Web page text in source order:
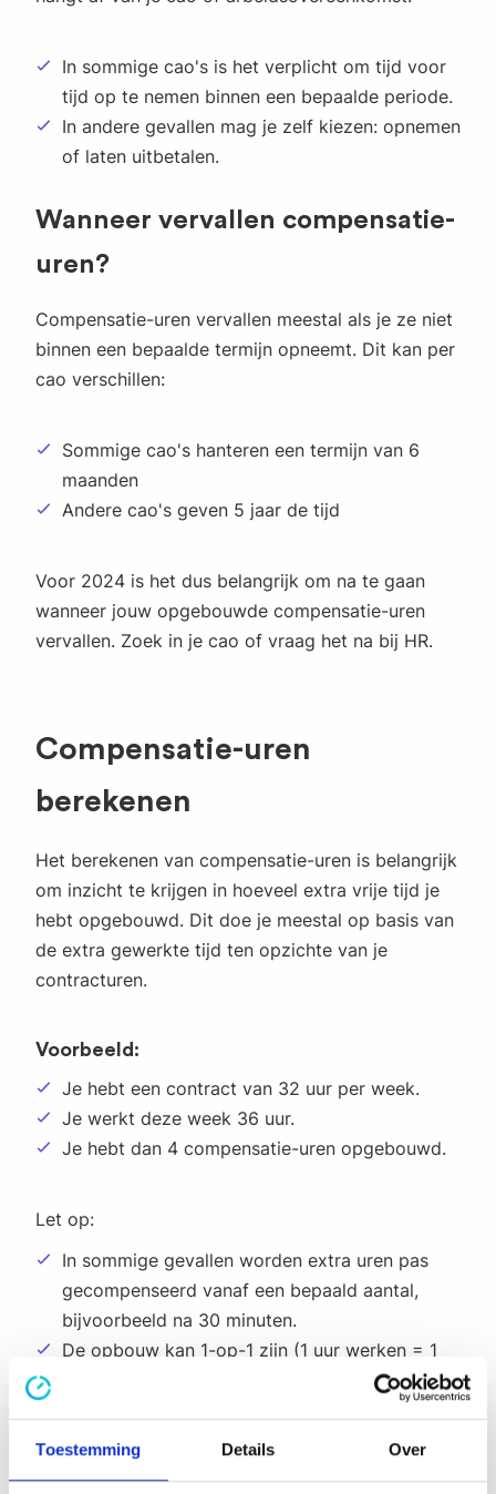
Toestemming Details Over
In sommige cao's is het verplicht om tijd voor
tijd op te nemen binnen een bepaalde periode.
In andere gevallen mag je zelf kiezen: opnemen
of laten uitbetalen.
Wanneer vervallen compensatie-
uren?
Compensatie-uren vervallen meestal als je ze niet
binnen een bepaalde termijn opneemt. Dit kan per
cao verschillen:
Sommige cao's hanteren een termijn van 6
maanden
Andere cao's geven 5 jaar de tijd
Voor 2024 is het dus belangrijk om na te gaan
wanneer jouw opgebouwde compensatie-uren
vervallen. Zoek in je cao of vraag het na bij HR.
Compensatie-uren
berekenen
Het berekenen van compensatie-uren is belangrijk
om inzicht te krijgen in hoeveel extra vrije tijd je
hebt opgebouwd. Dit doe je meestal op basis van
de extra gewerkte tijd ten opzichte van je
contracturen.
Voorbeeld:
Je hebt een contract van 32 uur per week.
Je werkt deze week 36 uur.
Je hebt dan 4 compensatie-uren opgebouwd.
Let op:
In sommige gevallen worden extra uren pas
gecompenseerd vanaf een bepaald aantal,
bijvoorbeeld na 30 minuten.
De opbouw kan 1-op-1 zijn (1 uur werken = 1
uur vrij), maar er kunnen ook afwijkende
afspraken gelden binnen je cao of organisatie.
Een correcte berekening begint bij een goede